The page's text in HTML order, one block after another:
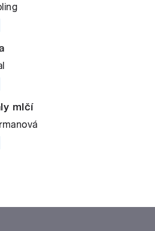
mlčí